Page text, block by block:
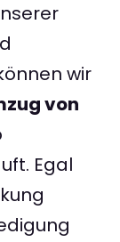
wir
von
Egal